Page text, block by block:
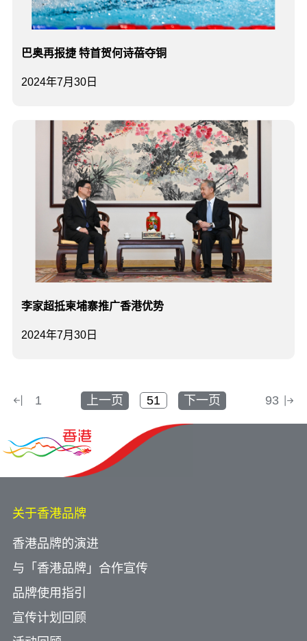
2024年7月30日
巴奥再报捷 特首贺何诗蓓夺铜
2024年7月30日
李家超抵柬埔寨推广香港优势
1 上一页 下一页 93
关于香港品牌
香港品牌的演进
与「香港品牌」合作宣传
品牌使用指引
宣传计划回顾